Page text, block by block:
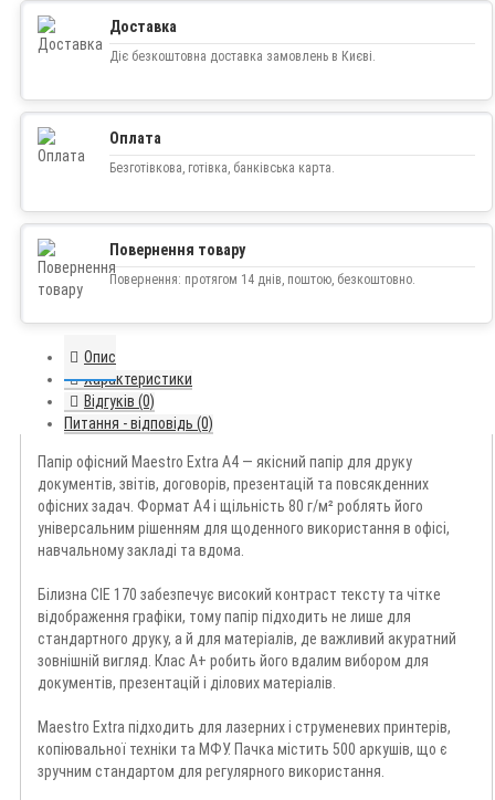
Доставка
Діє безкоштовна доставка замовлень в Києві.
Оплата
Безготівкова, готівка, банківська карта.
Повернення товару
Повернення: протягом 14 днів, поштою, безкоштовно.
Опис
Характеристики
Відгуків (0)
Питання - відповідь (0)
Папір офісний Maestro Extra A4 — якісний папір для друку
документів, звітів, договорів, презентацій та повсякденних
офісних задач. Формат A4 і щільність 80 г/м² роблять його
універсальним рішенням для щоденного використання в офісі,
навчальному закладі та вдома.
Білизна CIE 170 забезпечує високий контраст тексту та чітке
відображення графіки, тому папір підходить не лише для
стандартного друку, а й для матеріалів, де важливий акуратний
зовнішній вигляд. Клас A+ робить його вдалим вибором для
документів, презентацій і ділових матеріалів.
Maestro Extra підходить для лазерних і струменевих принтерів,
копіювальної техніки та МФУ. Пачка містить 500 аркушів, що є
зручним стандартом для регулярного використання.